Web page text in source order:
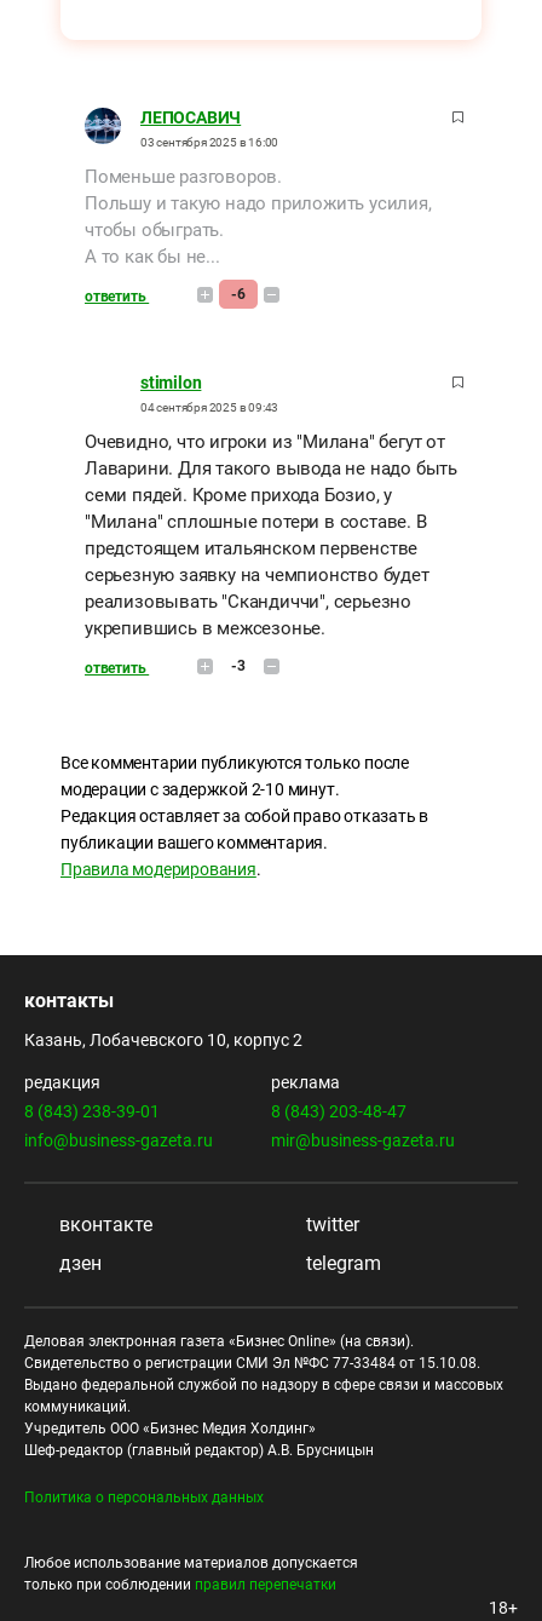
ЛЕПОСАВИЧ
03 сентября 2025 в 16:00
Поменьше разговоров.
Польшу и такую надо приложить усилия,
чтобы обыграть.
А то как бы не...
ответить -6
stimilon
04 сентября 2025 в 09:43
Очевидно, что игроки из "Милана" бегут от
Лаварини. Для такого вывода не надо быть
семи пядей. Кроме прихода Бозио, у
"Милана" сплошные потери в составе. В
предстоящем итальянском первенстве
серьезную заявку на чемпионство будет
реализовывать "Скандиччи", серьезно
укрепившись в межсезонье.
ответить -3
Все комментарии публикуются только после
модерации с задержкой 2-10 минут.
Редакция оставляет за собой право отказать в
публикации вашего комментария.
Правила модерирования.
контакты
Казань, Лобачевского 10, корпус 2
редакция
8 (843) 238-39-01
info@business-gazeta.ru
реклама
8 (843) 203-48-47
mir@business-gazeta.ru
вконтакте
twitter
дзен
telegram
Деловая электронная газета «Бизнес Online» (на связи).
Свидетельство о регистрации СМИ Эл №ФС 77-33484 от 15.10.08.
Выдано федеральной службой по надзору в сфере связи и массовых
коммуникаций.
Учредитель ООО «Бизнес Медия Холдинг»
Шеф-редактор (главный редактор) А.В. Брусницын
Политика о персональных данных
Любое использование материалов допускается
только при соблюдении правил перепечатки
18+